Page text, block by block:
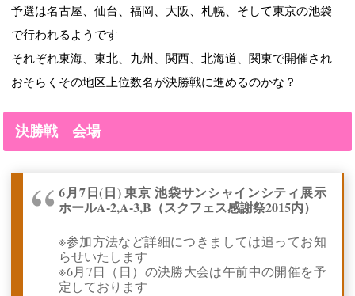
予選は名古屋、仙台、福岡、大阪、札幌、そして東京の池袋
で行われるようです
それぞれ東海、東北、九州、関西、北海道、関東で開催され
おそらくその地区上位数名が決勝戦に進めるのかな？
決勝戦 会場
6月7日(日) 東京 池袋サンシャインシティ展示
ホールA-2,A-3,B（スクフェス感謝祭2015内）
※参加方法など詳細につきましては追ってお知
らせいたします
※6月7日（日）の決勝大会は午前中の開催を予
定しております